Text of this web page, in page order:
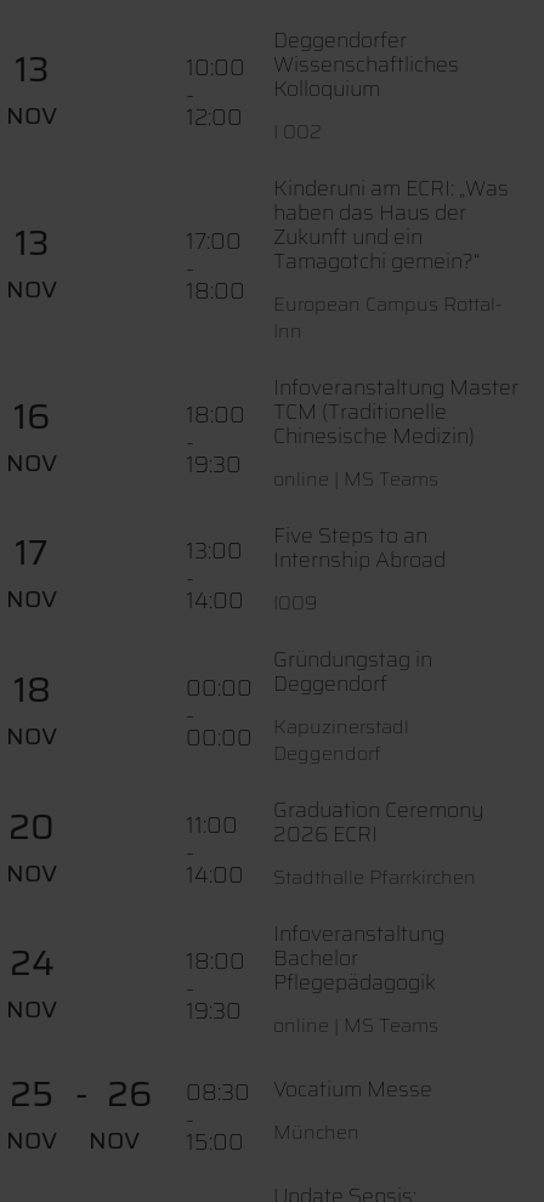
13
NOV
10:00
-
12:00
Deggendorfer
Wissenschaftliches
Kolloquium
I 002
13
NOV
17:00
-
18:00
Kinderuni am ECRI: „Was
haben das Haus der
Zukunft und ein
Tamagotchi gemein?“
European Campus Rottal-
Inn
16
NOV
18:00
-
19:30
Infoveranstaltung Master
TCM (Traditionelle
Chinesische Medizin)
online | MS Teams
17
NOV
13:00
-
14:00
Five Steps to an
Internship Abroad
I009
18
NOV
00:00
-
00:00
Gründungstag in
Deggendorf
Kapuzinerstadl
Deggendorf
20
NOV
11:00
-
14:00
Graduation Ceremony
2026 ECRI
Stadthalle Pfarrkirchen
24
NOV
18:00
-
19:30
Infoveranstaltung
Bachelor
Pflegepädagogik
online | MS Teams
25
NOV
26
NOV
08:30
-
15:00
Vocatium Messe
München